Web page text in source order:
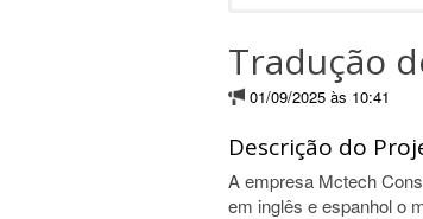
Tradução
01/09/2025 às 10:41
Descrição do
A empresa Mctech
em inglês e espanhol o